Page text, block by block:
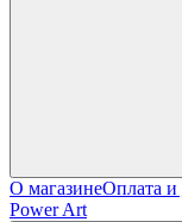
О магазинеОплата и
Power Art